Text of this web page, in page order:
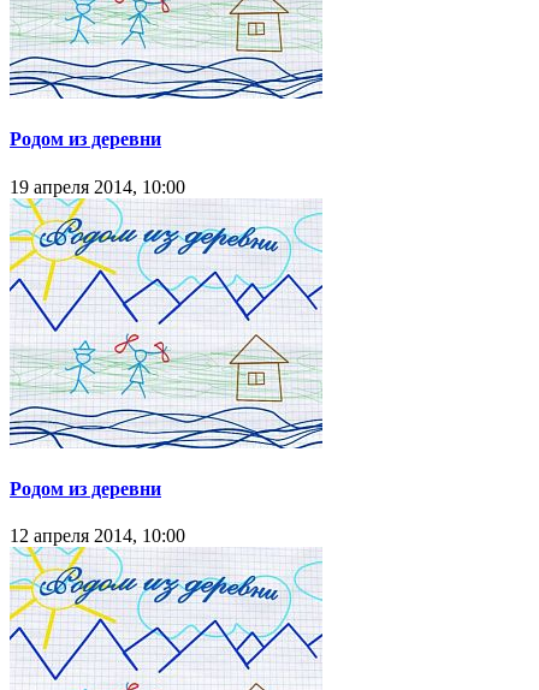
Родом из деревни
19 апреля 2014, 10:00
Родом из деревни
12 апреля 2014, 10:00